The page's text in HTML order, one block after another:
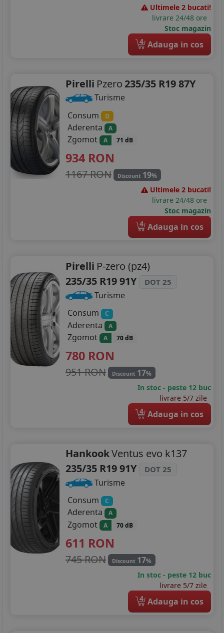
Ultimele 2 bucati!
livrare 24/48 ore
Stoc magazin
4 Adauga in cos
Pirelli Pzero 235/35 R19 87Y
Turisme
Consum
D
Aderenta A
Zgomot A 71 dB
934 RON
1167 RON Discount 19%
Ultimele 2 bucati!
livrare 24/48 ore
Stoc magazin
4 Adauga in cos
Pirelli P-zero (pz4)
235/35 R19 91Y
DOT 25
Turisme
Consum
C
Aderenta A
Zgomot A 70 dB
780 RON
951 RON Discount 17%
In stoc - peste 12 buc
livrare 5/7 zile
4 Adauga in cos
HankookVentus evo k137
235/35 R19 91Y
DOT 25
Turisme
Consum
C
Aderenta A
Zgomot A 70 dB
611 RON
745 RON Discount 17%
In stoc - peste 12 buc
livrare 5/7 zile
4 Adauga in cos